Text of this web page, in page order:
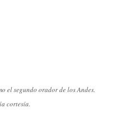
el segundo orador de los Andes.
cortesía.